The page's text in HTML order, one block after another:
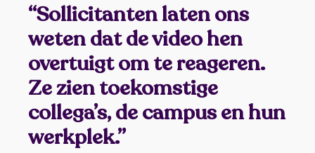
“Sollicitanten laten ons
weten dat de video hen
overtuigt om te reageren.
Ze zien toekomstige
collega’s, de campus en hun
werkplek.”